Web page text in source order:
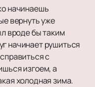
начинаешь
вернуть уже
вроде бы таким
начинает рушиться
с
изгоем, а
холодная зима.